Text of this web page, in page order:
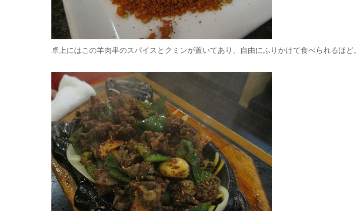
卓上にはこの羊肉串のスパイスとクミンが置いてあり、自由にふりかけて食べられるほど。